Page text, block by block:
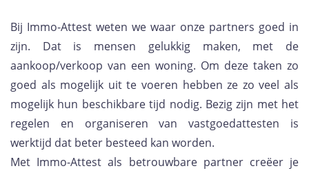
Bij Immo-Attest weten we waar onze partners goed in
zijn. Dat is mensen gelukkig maken, met de
aankoop/verkoop van een woning. Om deze taken zo
goed als mogelijk uit te voeren hebben ze zo veel als
mogelijk hun beschikbare tijd nodig. Bezig zijn met het
regelen en organiseren van vastgoedattesten is
werktijd dat beter besteed kan worden.
Met Immo-Attest als betrouwbare partner creëer je